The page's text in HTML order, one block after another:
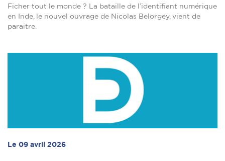
Ficher tout le monde ? La bataille de l’identifiant numérique
en Inde, le nouvel ouvrage de Nicolas Belorgey, vient de
paraître.
Le 09 avril 2026